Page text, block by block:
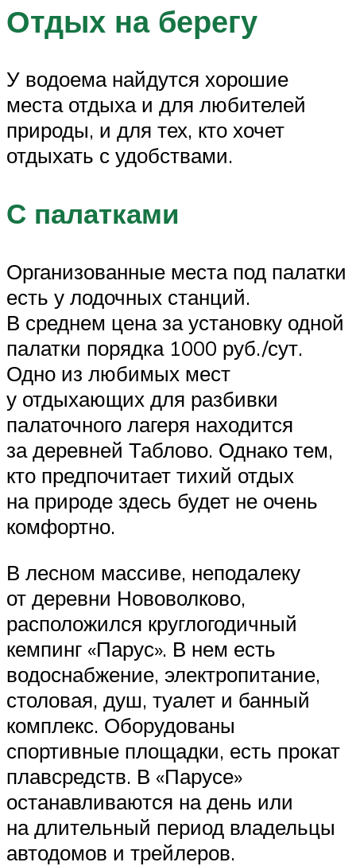
Отдых на берегу
У водоема найдутся хорошие
места отдыха и для любителей
природы, и для тех, кто хочет
отдыхать с удобствами.
С палатками
Организованные места под палатки
есть у лодочных станций.
В среднем цена за установку одной
палатки порядка 1000 руб./сут.
Одно из любимых мест
у отдыхающих для разбивки
палаточного лагеря находится
за деревней Таблово. Однако тем,
кто предпочитает тихий отдых
на природе здесь будет не очень
комфортно.
В лесном массиве, неподалеку
от деревни Нововолково,
расположился круглогодичный
кемпинг «Парус». В нем есть
водоснабжение, электропитание,
столовая, душ, туалет и банный
комплекс. Оборудованы
спортивные площадки, есть прокат
плавсредств. В «Парусе»
останавливаются на день или
на длительный период владельцы
автодомов и трейлеров.